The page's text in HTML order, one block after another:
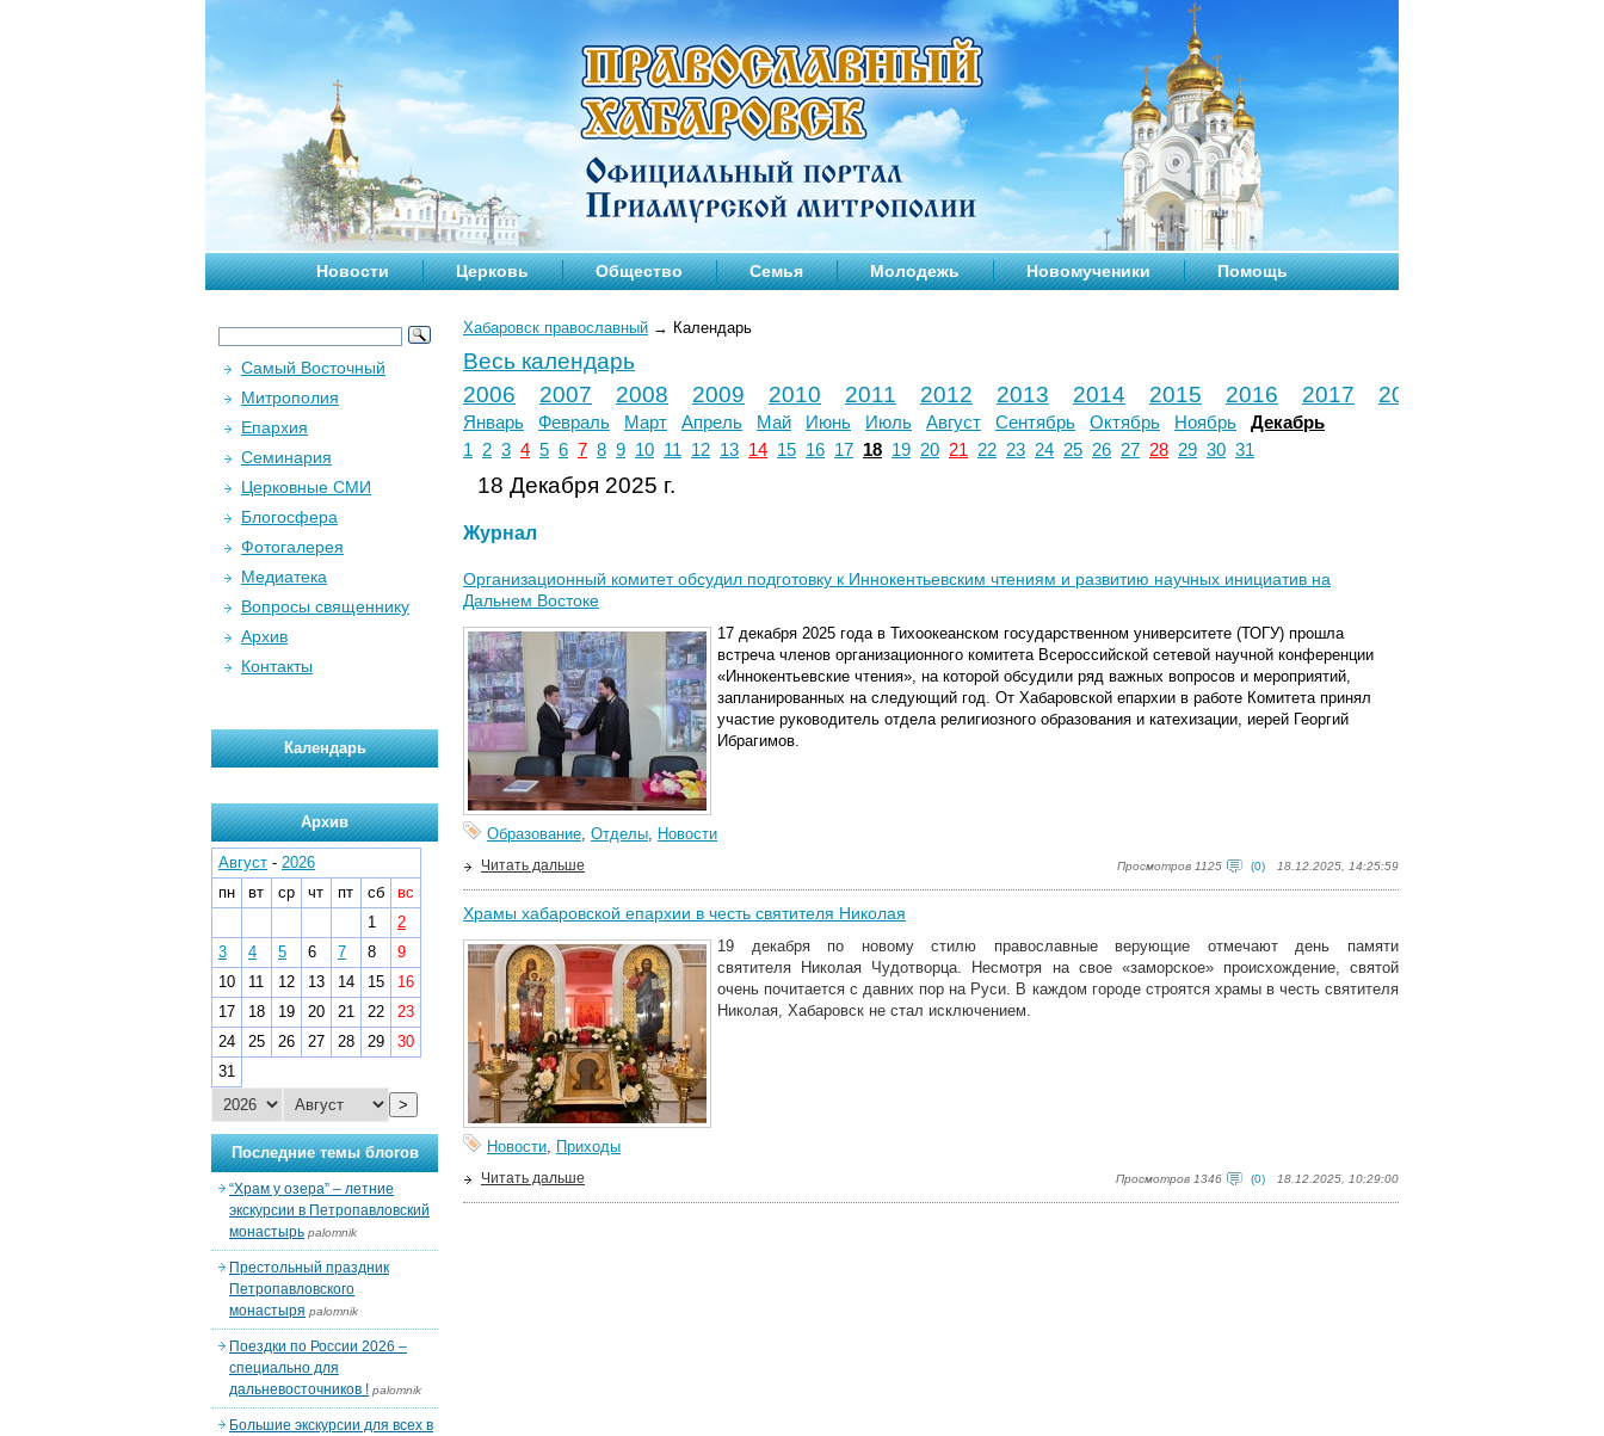
Новости Церковь Общество Семья Молодежь Новомученики Помощь
Хабаровск православный → Календарь
Весь календарь
2006
2007 2008 2009 2010 2011 2012 2013 2014 2015 2016 2017 2018
Январь Февраль Март Апрель Май Июнь Июль Август Сентябрь Октябрь Ноябрь
Декабрь
1
2 3 4 5 6 7 8 9 10 11 12 13 14 15 16 17 18 19 20 21 22 23 24 25 26 27 28 29 30 31
18 Декабря 2025 г.
Журнал
Организационный комитет обсудил подготовку к Иннокентьевским чтениям и развитию научных инициатив на
Дальнем Востоке
17 декабря 2025 года в Тихоокеанском государственном университете (ТОГУ) прошла
встреча членов организационного комитета Всероссийской сетевой научной конференции
«Иннокентьевские чтения», на которой обсудили ряд важных вопросов и мероприятий,
запланированных на следующий год. От Хабаровской епархии в работе Комитета принял
участие руководитель отдела религиозного образования и катехизации, иерей Георгий
Ибрагимов.
Образование, Отделы, Новости
Просмотров 1125 (0) 18.12.2025, 14:25:59
Читать дальше
Храмы хабаровской епархии в честь святителя Николая
19 декабря по новому стилю православные верующие отмечают день памяти
святителя Николая Чудотворца. Несмотря на свое «заморское» происхождение, святой
очень почитается с давних пор на Руси. В каждом городе строятся храмы в честь святителя
Николая, Хабаровск не стал исключением.
Новости, Приходы
Просмотров 1346 (0) 18.12.2025, 10:29:00
Читать дальше
Самый Восточный
Митрополия
Епархия
Семинария
Церковные СМИ
Блогосфера
Фотогалерея
Медиатека
Вопросы священнику
Архив
Контакты
Календарь
Архив
Август - 2026
пн
вт ср чт пт сб
вс
1
2
3
4 5 6 7 8
9
10
11 12 13 14 15
16
17
18 19 20 21 22
23
24
25 26 27 28 29
30
31
>
Последние темы блогов
“Храм у озера” – летние
экскурсии в Петропавловский
монастырь palomnik
Престольный праздник
Петропавловского
монастыря palomnik
Поездки по России 2026 –
специально для
дальневосточников ! palomnik
Большие экскурсии для всех в